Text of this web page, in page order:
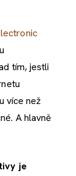
tím, jestli
více než
A hlavně
je